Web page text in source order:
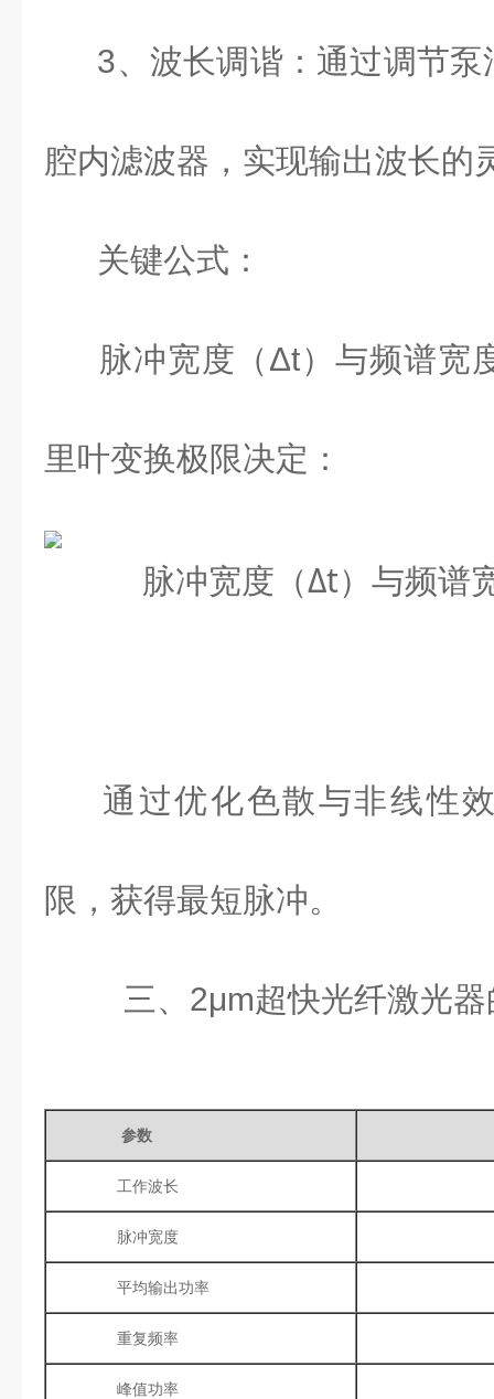
3、波长调谐：通过调节
腔内滤波器，实现输出波长的
关键公式：
脉冲宽度（Δt）与频谱宽
里叶变换极限决定：
通过优化色散与非线性
限，获得最短脉冲。
三、 2μm超快光纤激光
参数
工作波长
脉冲宽度
平均输出功率
重复频率
峰值功率